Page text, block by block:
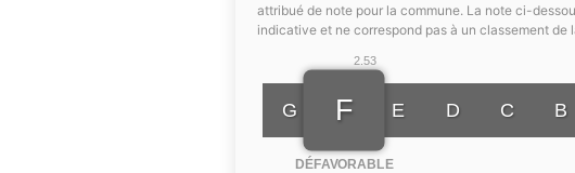
attribué de note pour la commune. La note ci-
indicative et ne correspond pas à un classement de
G
2.53
F
DÉFAVORABLE
E D C B